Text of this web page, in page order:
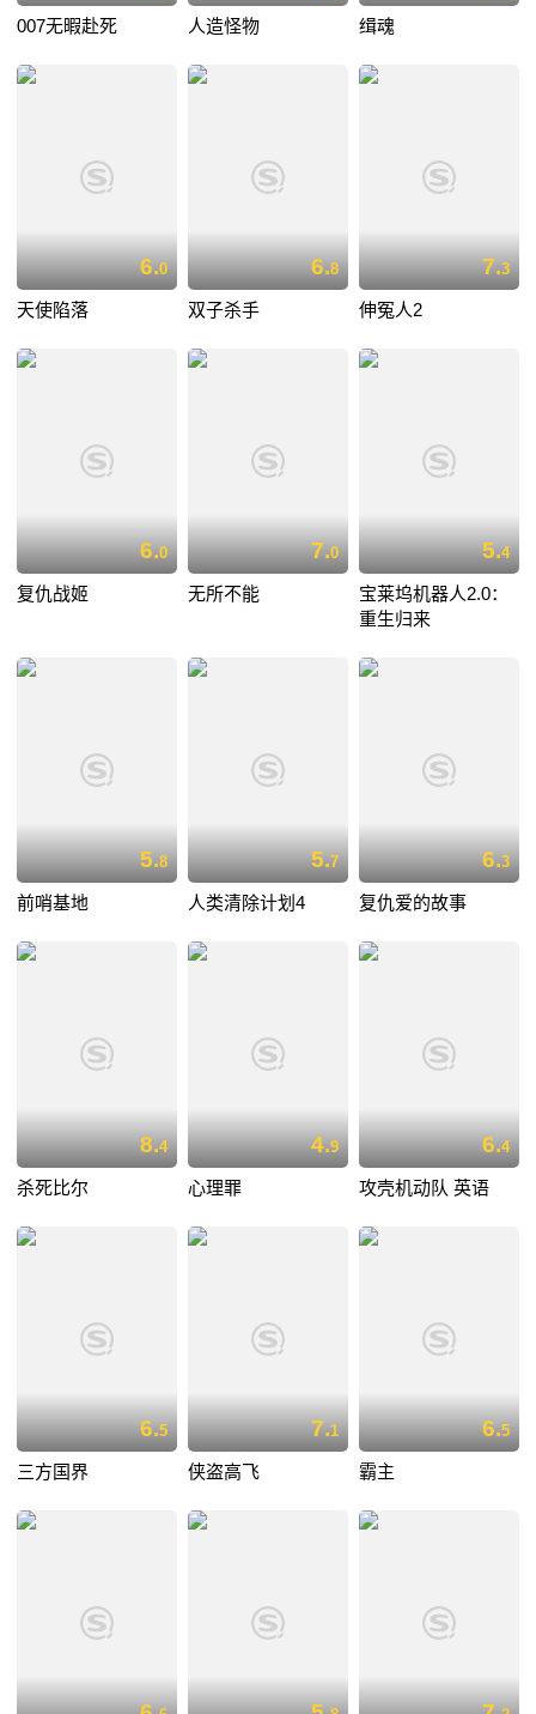
007无暇赴死 人造怪物 缉魂
6.0
天使陷落
6.8
双子杀手
7.3
伸冤人2
6.0
复仇战姬
7.0
无所不能
5.4
宝莱坞机器人2.0：
重生归来
5.8
前哨基地
5.7
人类清除计划4
6.3
复仇爱的故事
8.4
杀死比尔
4.9
心理罪
6.4
攻壳机动队 英语
6.5
三方国界
7.1
侠盗高飞
6.5
霸主